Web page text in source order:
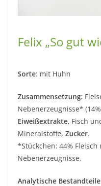
Felix „So gut
Sorte: mit Huhn
Zusammensetzung:
Nebenerzeugnisse*
Eiweißextrakte, Fisch
Mineralstoffe, Zucker.
*Stückchen: 44%
Nebenerzeugnisse.
Analytische Bestandteile